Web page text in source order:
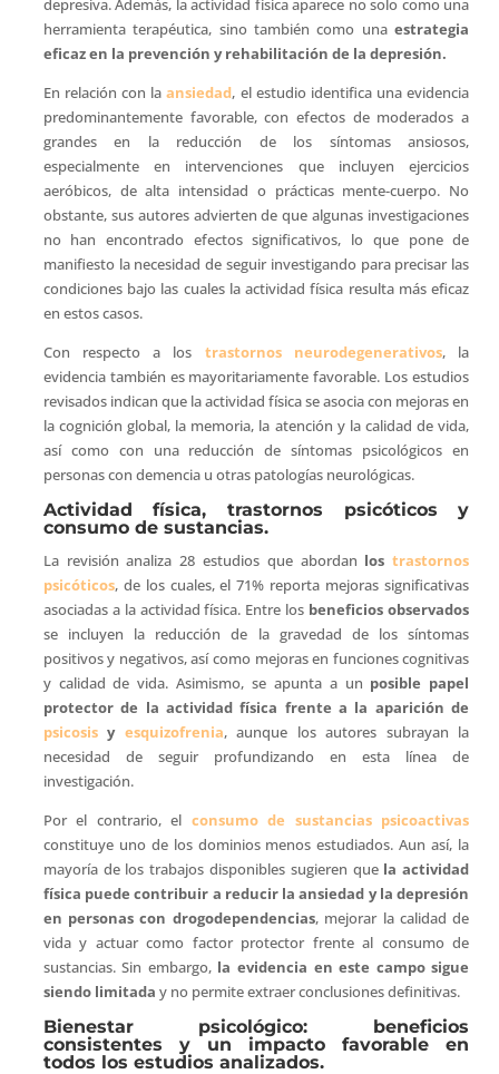
depresiva. Además, la actividad física aparece no solo como una
herramienta terapéutica, sino también como unaestrategia
eficaz en la prevención y rehabilitación de la depresión.
En relación con laansiedad, el estudio identifica una evidencia
predominantemente favorable, con efectos de moderados a
grandes en la reducción de los síntomas ansiosos,
especialmente en intervenciones que incluyen ejercicios
aeróbicos, de alta intensidad o prácticas mente-cuerpo. No
obstante, sus autores advierten de que algunas investigaciones
no han encontrado efectos significativos, lo que pone de
manifiesto la necesidad de seguir investigando para precisar las
condiciones bajo las cuales la actividad física resulta más eficaz
en estos casos.
Con respecto a los trastornos neurodegenerativos, la
evidencia también es mayoritariamente favorable. Los estudios
revisados indican que la actividad física se asocia con mejoras en
la cognición global, la memoria, la atención y la calidad de vida,
así como con una reducción de síntomas psicológicos en
personas con demencia u otras patologías neurológicas.
Actividad física, trastornos psicóticos y
consumo de sustancias.
La revisión analiza 28 estudios que abordan lostrastornos
psicóticos, de los cuales, el 71% reporta mejoras significativas
asociadas a la actividad física. Entre los beneficios observados
se incluyen la reducción de la gravedad de los síntomas
positivos y negativos, así como mejoras en funciones cognitivas
y calidad de vida. Asimismo, se apunta a un posible papel
protector de la actividad física frente a la aparición de
psicosisy esquizofrenia, aunque los autores subrayan la
necesidad de seguir profundizando en esta línea de
investigación.
Por el contrario, el consumo de sustancias psicoactivas
constituye uno de los dominios menos estudiados. Aun así, la
mayoría de los trabajos disponibles sugieren que la actividad
física puede contribuir a reducir la ansiedad y la depresión
en personas con drogodependencias, mejorar la calidad de
vida y actuar como factor protector frente al consumo de
sustancias. Sin embargo, la evidencia en este campo sigue
siendo limitada y no permite extraer conclusiones definitivas.
Bienestar psicológico: beneficios
consistentes y un impacto favorable en
todos los estudios analizados.